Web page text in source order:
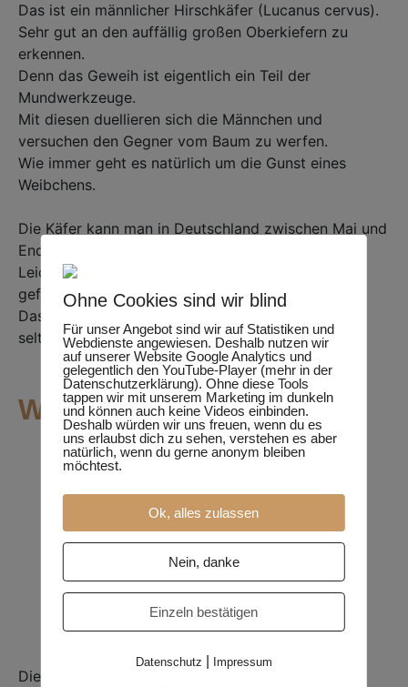
Das ist ein männlicher Hirschkäfer (Lucanus cervus).⁣
Sehr gut an den auffällig großen Oberkiefern zu
erkennen.⁣
Denn das Geweih ist eigentlich ein Teil der
Mundwerkzeuge.⁣
Mit diesen duellieren sich die Männchen und
versuchen den Gegner vom Baum zu werfen.⁣
Wie immer geht es natürlich um die Gunst eines
Weibchens. ⁣
Die Käfer kann man in Deutschland zwischen Mai und
Ende Juni in Eichenwäldern beobachten. ⁣
Leider wird er auf der Roten Liste als „stark
gefährdet“ geführt. ⁣
Das liegt daran, dass geeignete Wälder immer
seltener werden.⁣
Wildbienen
Die Biene – kaum ein anderes Insekt ist so populär
Ohne Cookies sind wir blind
Für unser Angebot sind wir auf Statistiken und
Webdienste angewiesen. Deshalb nutzen wir
auf unserer Website Google Analytics und
gelegentlich den YouTube-Player (mehr in der
Datenschutzerklärung). Ohne diese Tools
tappen wir mit unserem Marketing im dunkeln
und können auch keine Videos einbinden.
Deshalb würden wir uns freuen, wenn du es
uns erlaubst dich zu sehen, verstehen es aber
natürlich, wenn du gerne anonym bleiben
möchtest.
Ok, alles zulassen
Nein, danke
Einzeln bestätigen
Datenschutz Impressum